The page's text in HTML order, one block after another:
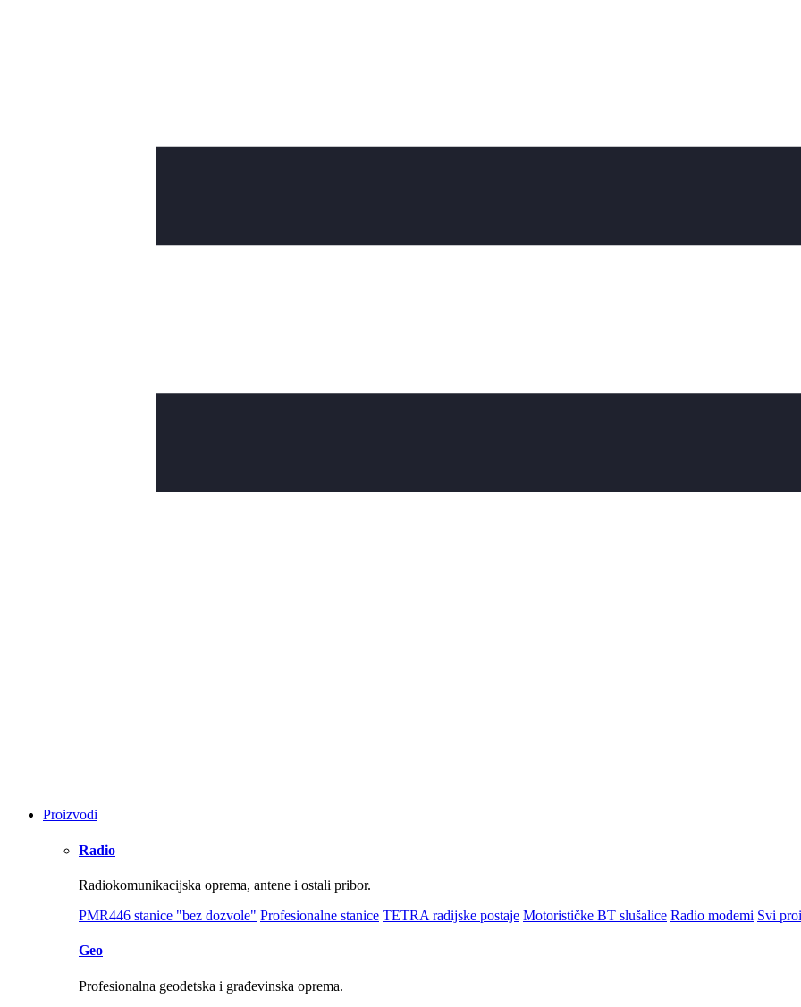
Proizvodi
Radio
Radiokomunikacijska oprema, antene i ostali pribor.
PMR446 stanice "bez dozvole" Profesionalne stanice TETRA radijske postaje Motorističke BT slušalice Radio modemi Svi
Geo
Profesionalna geodetska i građevinska oprema.